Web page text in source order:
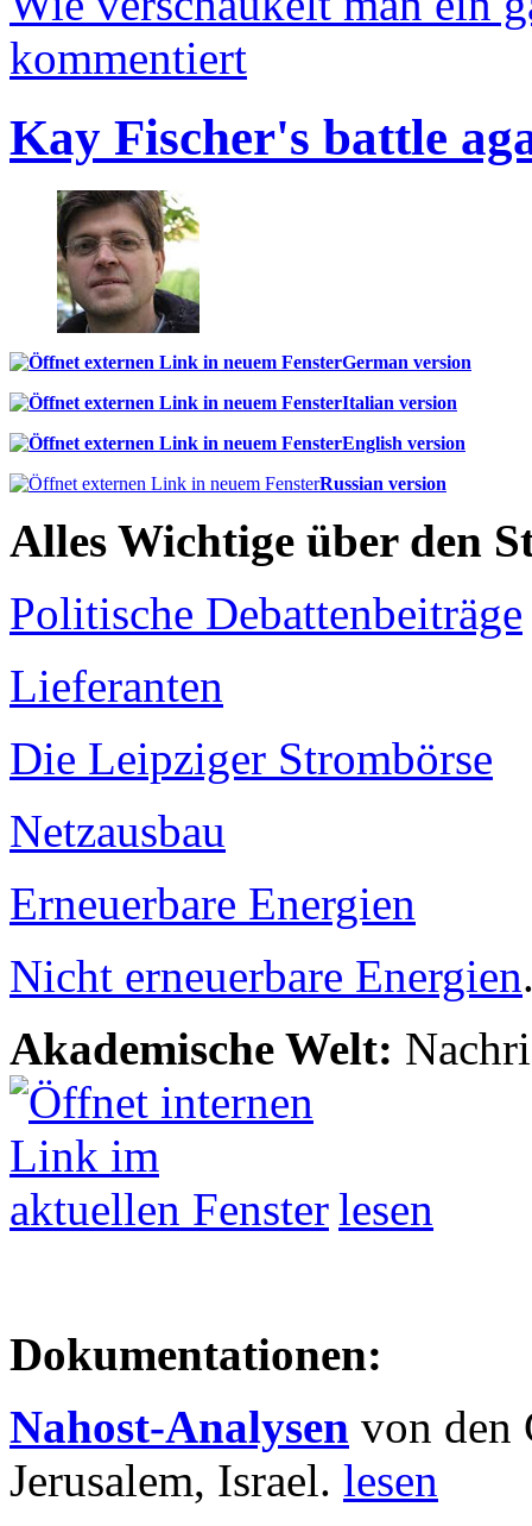
kommentiert
Kay Fischer's battle
German version
Italian version
English version
Russian version
Alles Wichtige über den
Politische Debattenbeiträge
Lieferanten
Die Leipziger Strombörse
Netzausbau
Erneuerbare Energien
Nicht erneuerbare Energien
Akademische Welt:
lesen
Dokumentationen:
Nahost-Analysen von den
Jerusalem, Israel. lesen